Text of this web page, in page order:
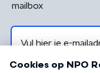
mailbox